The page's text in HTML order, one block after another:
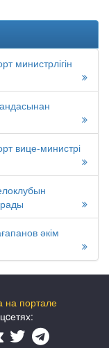
министрлігін
вице-министрі
әкім
на портале